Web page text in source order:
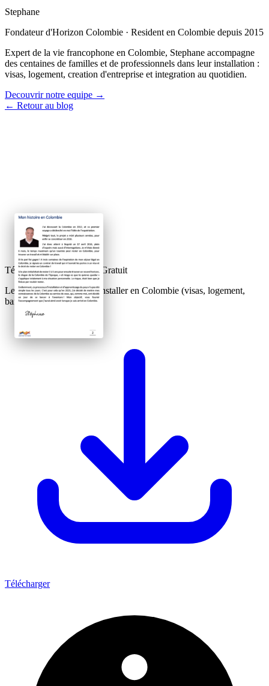
Stephane
Fondateur d'Horizon Colombie · Resident en Colombie depuis 2015
Expert de la vie francophone en Colombie, Stephane accompagne
des centaines de familles et de professionnels dans leur installation :
visas, logement, creation d'entreprise et integration au quotidien.
Decouvrir notre equipe →
← Retour au blog
Téléchargez votre Guide Gratuit
Le guide complet pour s'installer en Colombie (visas, logement,
banque).
Télécharger